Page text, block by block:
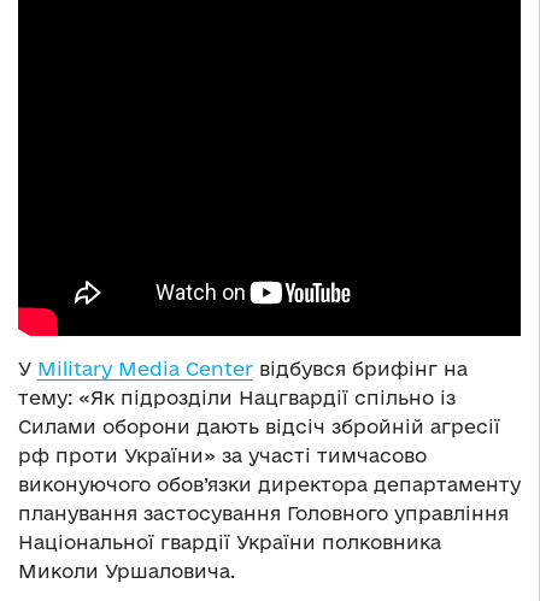
У Military Media Center відбувся брифінг на
тему: «Як підрозділи Нацгвардії спільно із
Силами оборони дають відсіч збройній агресії
рф проти України» за участі тимчасово
виконуючого обов’язки директора департаменту
планування застосування Головного управління
Національної гвардії України полковника
Миколи Уршаловича.